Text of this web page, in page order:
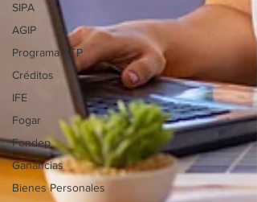
SIPA
AGIP
Programa ATP
Créditos
IFE
Fogar
Fondep
Ganancias
Bienes Personales